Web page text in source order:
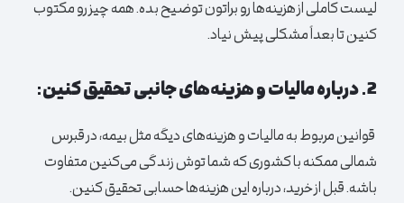
لیست کاملی از هزینه‌ها رو براتون توضیح بده. همه چیز رو مکتوب
کنین تا بعداً مشکلی پیش نیاد.
2. درباره مالیات و هزینه‌های جانبی تحقیق کنین:
قوانین مربوط به مالیات و هزینه‌های دیگه مثل بیمه، در قبرس
شمالی ممکنه با کشوری که شما توش زندگی می‌کنین متفاوت
باشه. قبل از خرید، درباره این هزینه‌ها حسابی تحقیق کنین.